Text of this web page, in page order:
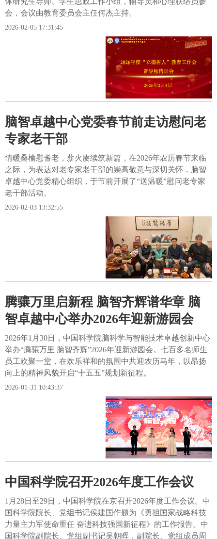
会，会议由教育委员会主任何杰主持。
2026-02-05 17:31:45
脑智卓越中心党委春节前走访慰问老
专家老干部
情暖桑榆慰耆老，薪火赓续筑新篇，在2026年农历春节来临
之际，为表达对老专家老干部的崇高敬意与深切关怀，脑智
卓越中心党委精心组织，于节前开展了“送温暖”慰问老专家
老干部活动。
2026-02-03 13:32:55
腾骧万里启新程 脑智齐辉谱华章 脑
智卓越中心举办2026年迎新游园会
2026年1月30日，中国科学院脑科学与智能技术卓越创新中心
举办“腾骧万里 脑智齐辉”2026年迎新游园会。七百多名师生
员工欢聚一堂，在欢乐祥和的氛围中共迎农历马年，以昂扬
向上的精神风貌开启“十五五”规划新征程。
2026-01-31 10:43:37
中国科学院召开2026年度工作会议
1月28日至29日，中国科学院在京召开2026年度工作会议。中
国科学院院长、党组书记侯建国作题为《勇担国家战略科技
力量主力军使命重任 奋进科技强国新征程》的工作报告。中
国科学院副院长、党组副书记吴朝晖，副院长、党组成员周